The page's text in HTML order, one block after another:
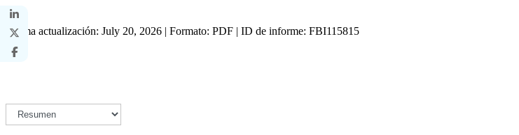
Última actualización: July 20, 2026 | Formato: PDF | ID de informe: FBI115815